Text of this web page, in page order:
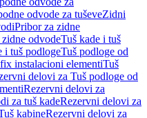
odvode za tuševeZidni
Pribor za zidne
odvodeTuš kade i tuš
i tuš podlogeTuš podloge od
instalacioni elementiTuš
delovi za Tuš podloge od
Rezervni delovi za
za tuš kadeRezervni delovi za
kabineRezervni delovi za